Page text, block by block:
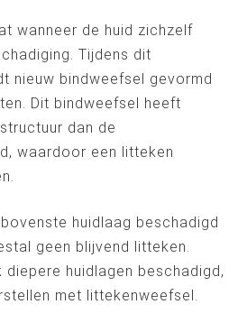
wanneer de huid zichzelf
Tijdens dit
nieuw bindweefsel gevormd
Dit bindweefsel heeft
dan de
waardoor een litteken
huidlaag beschadigd
geen blijvend litteken.
huidlagen beschadigd,
met littekenweefsel.